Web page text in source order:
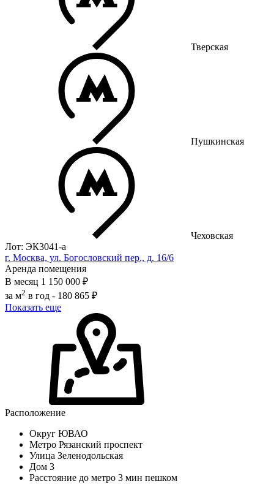
Тверская
Пушкинская
Чеховская
Лот: ЭК3041-a
г. Москва, ул. Богословский пер., д. 16/6
Аренда помещения
В месяц 1 150 000 ₽
за м2 в год - 180 865 ₽
Показать еще
Расположение
Округ ЮВАО
Метро Рязанский проспект
Улица Зеленодольская
Дом 3
Расстояние до метро 3 мин пешком